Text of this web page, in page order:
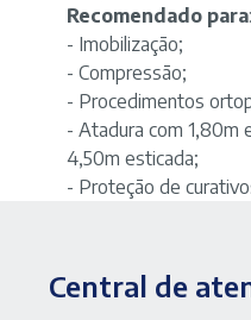
Recomendado para:
- Imobilização;
- Compressão;
- Procedimentos
- Atadura com 1,80m
4,50m esticada;
- Proteção de
Central de